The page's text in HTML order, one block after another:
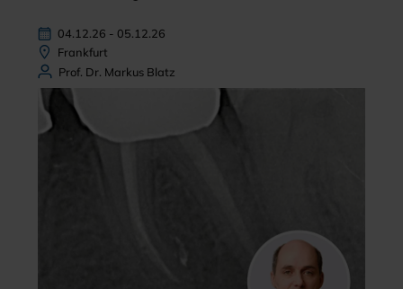
04.12.26 - 05.12.26
Frankfurt
Prof. Dr. Markus Blatz